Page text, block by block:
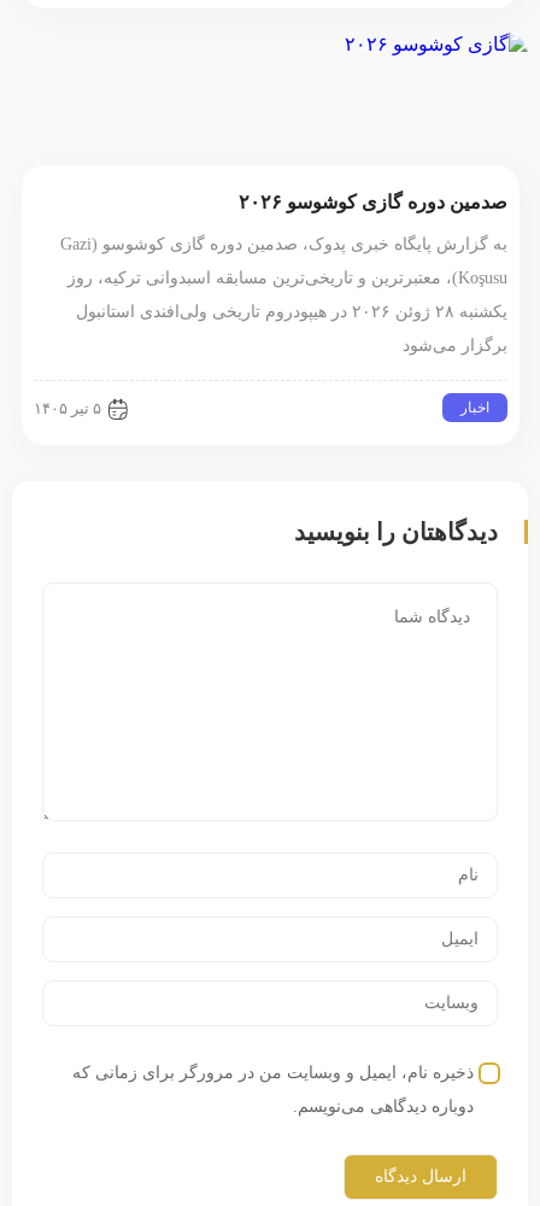
صدمین دوره گازی کوشوسو ۲۰۲۶
به گزارش پایگاه خبری پدوک، صدمین دوره گازی کوشوسو (Gazi
Koşusu)، معتبرترین و تاریخی‌ترین مسابقه اسبدوانی ترکیه، روز
یکشنبه ۲۸ ژوئن ۲۰۲۶ در هیپودروم تاریخی ولی‌افندی استانبول
برگزار می‌شود
اخبار ۵ تیر ۱۴۰۵
دیدگاهتان را بنویسید
ذخیره نام، ایمیل و وبسایت من در مرورگر برای زمانی که
دوباره دیدگاهی می‌نویسم.